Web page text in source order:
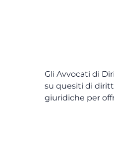
Gli Avvocati di
su quesiti di
giuridiche per